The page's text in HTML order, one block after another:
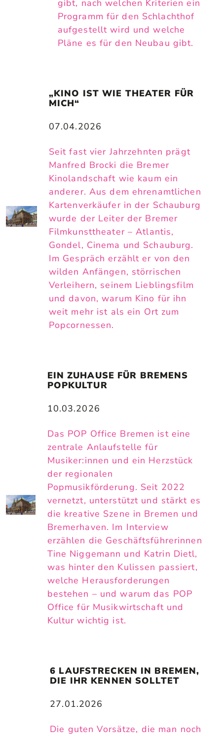
gibt, nach welchen Kriterien ein
Programm für den Schlachthof
aufgestellt wird und welche
Pläne es für den Neubau gibt.
„KINO IST WIE THEATER FÜR
MICH“
07.04.2026
Seit fast vier Jahrzehnten prägt
Manfred Brocki die Bremer
Kinolandschaft wie kaum ein
anderer. Aus dem ehrenamtlichen
Kartenverkäufer in der Schauburg
wurde der Leiter der Bremer
Filmkunsttheater – Atlantis,
Gondel, Cinema und Schauburg.
Im Gespräch erzählt er von den
wilden Anfängen, störrischen
Verleihern, seinem Lieblingsfilm
und davon, warum Kino für ihn
weit mehr ist als ein Ort zum
Popcornessen.
EIN ZUHAUSE FÜR BREMENS
POPKULTUR
10.03.2026
Das POP Office Bremen ist eine
zentrale Anlaufstelle für
Musiker:innen und ein Herzstück
der regionalen
Popmusikförderung. Seit 2022
vernetzt, unterstützt und stärkt es
die kreative Szene in Bremen und
Bremerhaven. Im Interview
erzählen die Geschäftsführerinnen
Tine Niggemann und Katrin Dietl,
was hinter den Kulissen passiert,
welche Herausforderungen
bestehen – und warum das POP
Office für Musikwirtschaft und
Kultur wichtig ist.
6 LAUFSTRECKEN IN BREMEN,
DIE IHR KENNEN SOLLTET
27.01.2026
Die guten Vorsätze, die man noch